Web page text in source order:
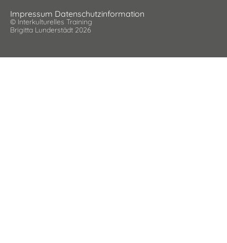
Impressum Datenschutzinformation
© Interkulturelles Training
Brigitta Lunderstädt 2026